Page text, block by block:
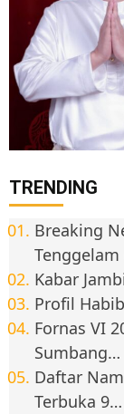
TRENDING
Breaking
Kabar
Profil
Fornas VI
Sumbang…
Daftar
Terbuka 9…